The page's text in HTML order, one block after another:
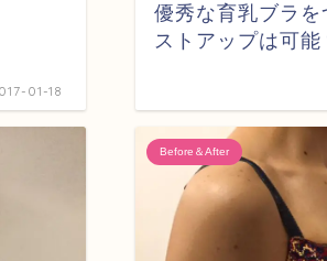
01-18
優秀な育乳ブラ
ストアップは可能
Before＆After